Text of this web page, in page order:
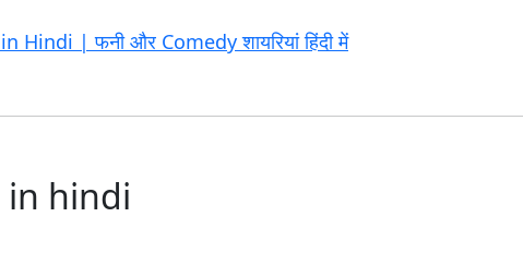
Hindi | फनी और Comedy शायरियां हिंदी में
hindi